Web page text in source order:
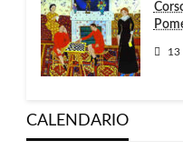
13
CALENDARIO